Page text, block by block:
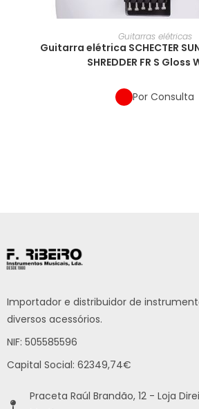
Guitarras elétricas
Guitarra elétrica SCHECTER SUN
SHREDDER FR S Gloss
Por Consulta
Importador e distribuidor de
diversos acessórios.
NIF: 505585596
Capital Social: 62349,74€
Praceta Raúl Brandão, 12 - Loja